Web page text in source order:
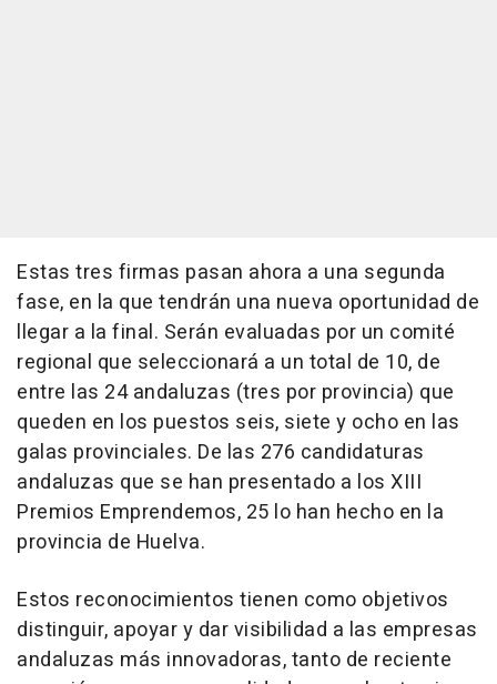
Estas tres firmas pasan ahora a una segunda
fase, en la que tendrán una nueva oportunidad de
llegar a la final. Serán evaluadas por un comité
regional que seleccionará a un total de 10, de
entre las 24 andaluzas (tres por provincia) que
queden en los puestos seis, siete y ocho en las
galas provinciales. De las 276 candidaturas
andaluzas que se han presentado a los XIII
Premios Emprendemos, 25 lo han hecho en la
provincia de Huelva.
Estos reconocimientos tienen como objetivos
distinguir, apoyar y dar visibilidad a las empresas
andaluzas más innovadoras, tanto de reciente